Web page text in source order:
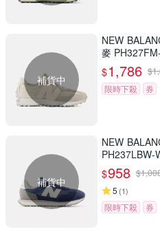
補貨中
NEW
麥
$1,786 $
限時下殺
券
補貨中
NEW
PH237LBW-
$958 $
5 (1)
限時下殺 券